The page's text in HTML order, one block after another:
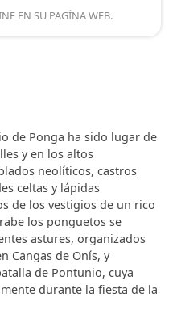
de Ponga ha sido lugar de
y en los altos
neolíticos, castros
celtas y lápidas
de los vestigios de un rico
los ponguetos se
astures, organizados
Cangas de Onís, y
de Pontunio, cuya
durante la fiesta de la
EN SU PAGÍNA WEB.